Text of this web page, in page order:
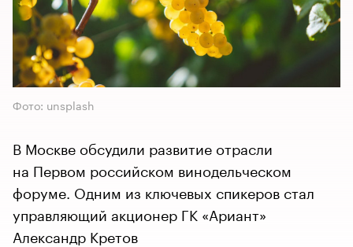
Фото: unsplash
В Москве обсудили развитие отрасли
на Первом российском винодельческом
форуме. Одним из ключевых спикеров стал
управляющий акционер ГК «Ариант»
Александр Кретов